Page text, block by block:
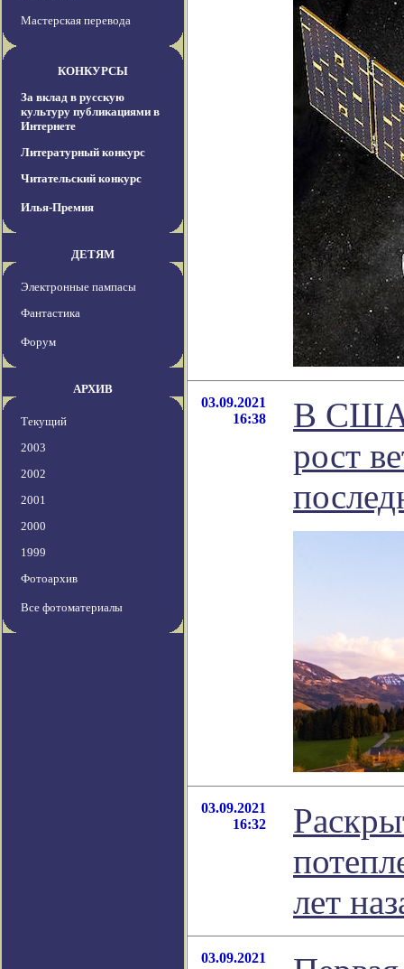
Мастерская перевода
КОНКУРСЫ
За вклад в русскую
культуру публикациями в
Интернете
Литературный конкурс
Читательский конкурс
Илья-Премия
ДЕТЯМ
Электронные пампасы
Фантастика
Форум
АРХИВ
Текущий
2003
2002
2001
2000
1999
Фотоархив
Все фотоматериалы
03.09.2021
16:38
В США
рост
03.09.2021
16:32
лет
03.09.2021